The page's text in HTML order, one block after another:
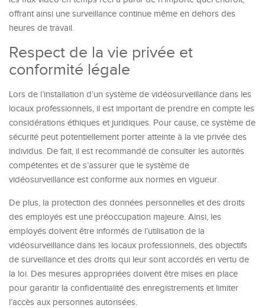
offrant ainsi une surveillance continue même en dehors des
heures de travail.
Respect de la vie privée et
conformité légale
Lors de l’installation d’un système de vidéosurveillance dans les
locaux professionnels, il est important de prendre en compte les
considérations éthiques et juridiques. Pour cause, ce système de
sécurité peut potentiellement porter atteinte à la vie privée des
individus. De fait, il est recommandé de consulter les autorités
compétentes et de s’assurer que le système de
vidéosurveillance est conforme aux normes en vigueur.
De plus, la protection des données personnelles et des droits
des employés est une préoccupation majeure. Ainsi, les
employés doivent être informés de l’utilisation de la
vidéosurveillance dans les locaux professionnels, des objectifs
de surveillance et des droits qui leur sont accordés en vertu de
la loi. Des mesures appropriées doivent être mises en place
pour garantir la confidentialité des enregistrements et limiter
l’accès aux personnes autorisées.